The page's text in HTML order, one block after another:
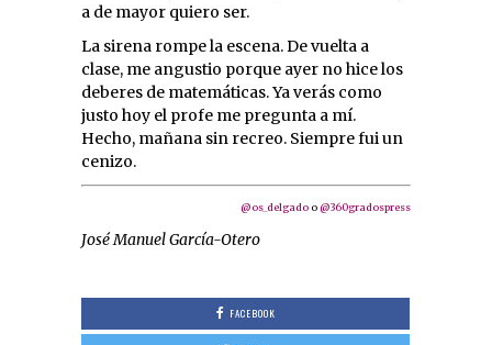
a de mayor quiero ser.
La sirena rompe la escena. De vuelta a
clase, me angustio porque ayer no hice los
deberes de matemáticas. Ya verás como
justo hoy el profe me pregunta a mí.
Hecho, mañana sin recreo. Siempre fui un
cenizo.
@os_delgado o @360gradospress
José Manuel García-Otero
FACEBOOK